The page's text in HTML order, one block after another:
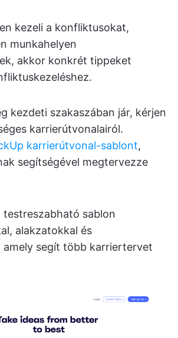
kezeli a konfliktusokat,
munkahelyen
akkor konkrét tippeket
kezdeti szakaszában jár, kérjen
karrierútvonalairól.
karrierútvonal-sablont,
segítségével megtervezze
testreszabható sablon
alakzatokkal és
amely segít több karriertervet